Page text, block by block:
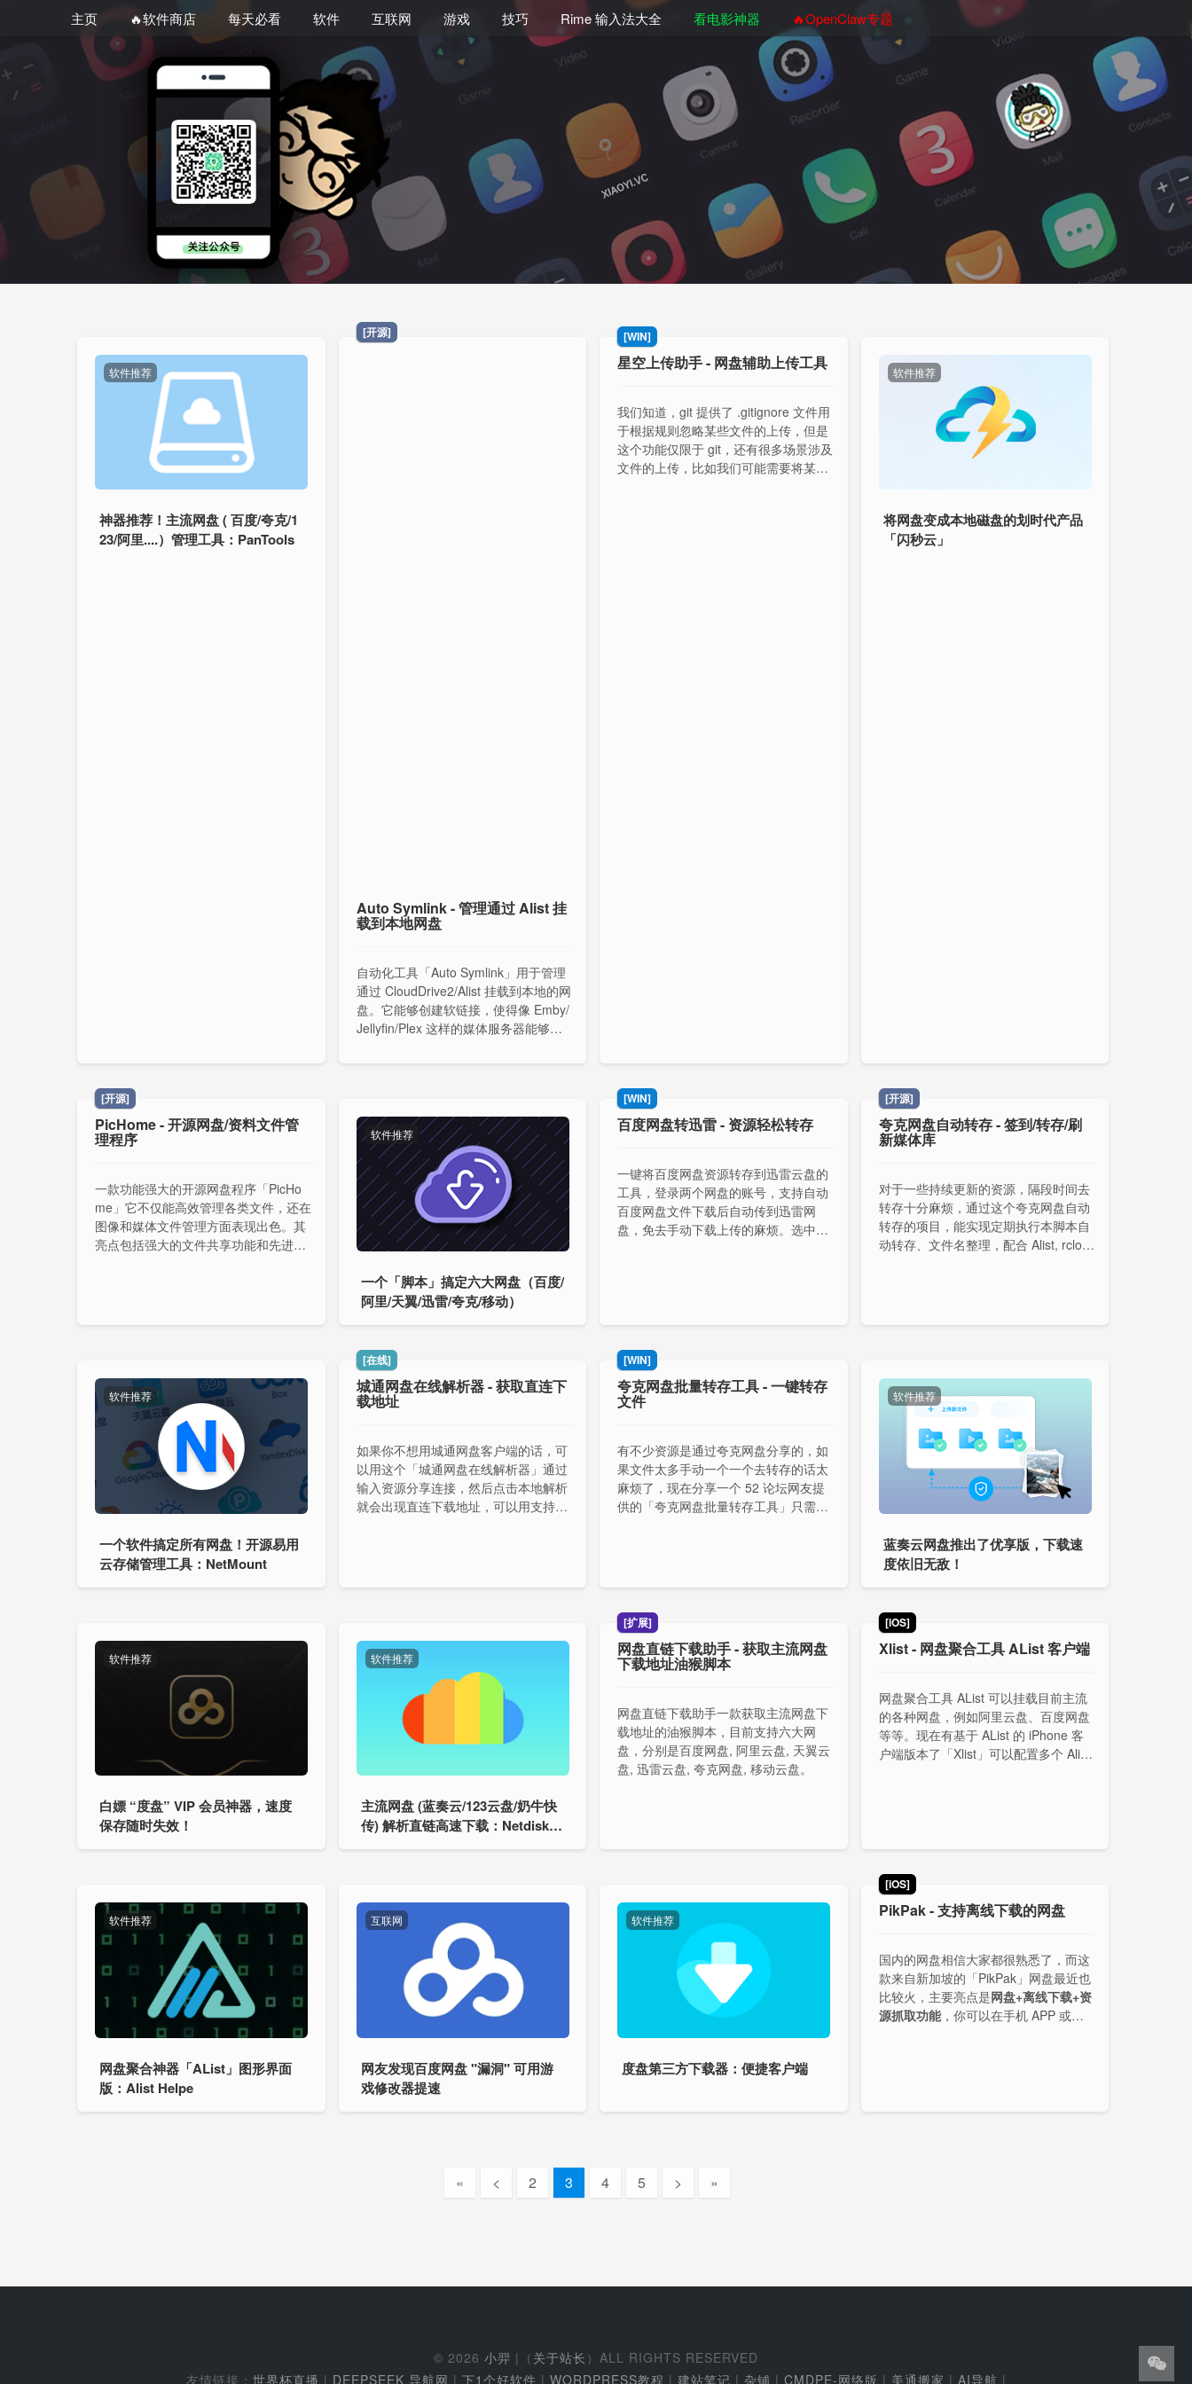
主页 🔥软件商店 每天必看 软件 互联网 游戏 技巧 Rime 输入法大全 看电影神器 🔥OpenClaw专题
软件推荐
神器推荐！主流网盘 ( 百度/夸克/1
23/阿里....）管理工具：PanTools
[开源]
Auto Symlink - 管理通过 Alist 挂
载到本地网盘
自动化工具「Auto Symlink」用于管理
通过 CloudDrive2/Alist 挂载到本地的网
盘。它能够创建软链接，使得像 Emby/
Jellyfin/Plex 这样的媒体服务器能够更
盘的频繁访问。
[WIN]
星空上传助手 - 网盘辅助上传工具
我们知道，git 提供了 .gitignore 文件用
于根据规则忽略某些文件的上传，但是
这个功能仅限于 git，还有很多场景涉及
文件的上传，比如我们可能需要将某些
软件推荐
将网盘变成本地磁盘的划时代产品
「闪秒云」
[开源]
PicHome - 开源网盘/资料文件管
理程序
一款功能强大的开源网盘程序「PicHo
me」它不仅能高效管理各类文件，还在
图像和媒体文件管理方面表现出色。其
亮点包括强大的文件共享功能和先进的
软件推荐
一个「脚本」搞定六大网盘（百度/
阿里/天翼/迅雷/夸克/移动）
[WIN]
百度网盘转迅雷 - 资源轻松转存
一键将百度网盘资源转存到迅雷云盘的
工具，登录两个网盘的账号，支持自动
百度网盘文件下载后自动传到迅雷网
盘，免去手动下载上传的麻烦。选中百
[开源]
夸克网盘自动转存 - 签到/转存/刷
新媒体库
对于一些持续更新的资源，隔段时间去
转存十分麻烦，通过这个夸克网盘自动
转存的项目，能实现定期执行本脚本自
动转存、文件名整理，配合 Alist, rclon
软件推荐
一个软件搞定所有网盘！开源易用
云存储管理工具：NetMount
[在线]
城通网盘在线解析器 - 获取直连下
载地址
如果你不想用城通网盘客户端的话，可
以用这个「城通网盘在线解析器」通过
输入资源分享连接，然后点击本地解析
就会出现直连下载地址，可以用支持断
[WIN]
夸克网盘批量转存工具 - 一键转存
文件
有不少资源是通过夸克网盘分享的，如
果文件太多手动一个一个去转存的话太
麻烦了，现在分享一个 52 论坛网友提
供的「夸克网盘批量转存工具」只需要
软件推荐
蓝奏云网盘推出了优享版，下载速
度依旧无敌！
软件推荐
白嫖 “度盘” VIP 会员神器，速度
保存随时失效！
软件推荐
主流网盘 (蓝奏云/123云盘/奶牛快
传) 解析直链高速下载：Netdisk F
ast Download
[扩展]
网盘直链下载助手 - 获取主流网盘
下载地址油猴脚本
网盘直链下载助手一款获取主流网盘下
载地址的油猴脚本，目前支持六大网
盘，分别是百度网盘, 阿里云盘, 天翼云
盘, 迅雷云盘, 夸克网盘, 移动云盘。
[iOS]
Xlist - 网盘聚合工具 AList 客户端
网盘聚合工具 AList 可以挂载目前主流
的各种网盘，例如阿里云盘、百度网盘
等等。现在有基于 AList 的 iPhone 客
户端版本了「Xlist」可以配置多个 Alist
软件推荐
网盘聚合神器「AList」图形界面
版：Alist Helpe
互联网
网友发现百度网盘 "漏洞" 可用游
戏修改器提速
软件推荐
度盘第三方下载器：便捷客户端
[iOS]
PikPak - 支持离线下载的网盘
国内的网盘相信大家都很熟悉了，而这
款来自新加坡的「PikPak」网盘最近也
比较火，主要亮点是网盘+离线下载+资
源抓取功能，你可以在手机 APP 或网
« < 2 3 4 5 > »
© 2026 小羿 |（ 关于站长 ）ALL RIGHTS RESERVED
友情链接： 世界杯直播 | DEEPSEEK 导航网 | 下1个好软件 | WORDPRESS教程 | 建站笔记 | 杂铺 | CMDPE-网络版 | 美通搬家 | AI导航 |